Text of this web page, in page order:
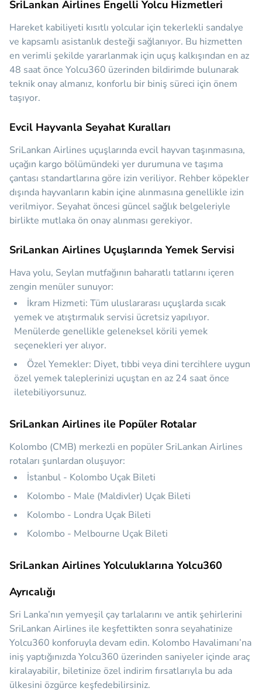
SriLankan Airlines Engelli Yolcu Hizmetleri
Hareket kabiliyeti kısıtlı yolcular için tekerlekli sandalye
ve kapsamlı asistanlık desteği sağlanıyor. Bu hizmetten
en verimli şekilde yararlanmak için uçuş kalkışından en az
48 saat önce Yolcu360 üzerinden bildirimde bulunarak
teknik onay almanız, konforlu bir biniş süreci için önem
taşıyor.
Evcil Hayvanla Seyahat Kuralları
SriLankan Airlines uçuşlarında evcil hayvan taşınmasına,
uçağın kargo bölümündeki yer durumuna ve taşıma
çantası standartlarına göre izin veriliyor. Rehber köpekler
dışında hayvanların kabin içine alınmasına genellikle izin
verilmiyor. Seyahat öncesi güncel sağlık belgeleriyle
birlikte mutlaka ön onay alınması gerekiyor.
SriLankan Airlines Uçuşlarında Yemek Servisi
Hava yolu, Seylan mutfağının baharatlı tatlarını içeren
zengin menüler sunuyor:
İkram Hizmeti: Tüm uluslararası uçuşlarda sıcak
yemek ve atıştırmalık servisi ücretsiz yapılıyor.
Menülerde genellikle geleneksel körili yemek
seçenekleri yer alıyor.
Özel Yemekler: Diyet, tıbbi veya dini tercihlere uygun
özel yemek taleplerinizi uçuştan en az 24 saat önce
iletebiliyorsunuz.
SriLankan Airlines ile Popüler Rotalar
Kolombo (CMB) merkezli en popüler SriLankan Airlines
rotaları şunlardan oluşuyor:
İstanbul - Kolombo Uçak Bileti
Kolombo - Male (Maldivler) Uçak Bileti
Kolombo - Londra Uçak Bileti
Kolombo - Melbourne Uçak Bileti
SriLankan Airlines Yolculuklarına Yolcu360
Ayrıcalığı
Sri Lanka’nın yemyeşil çay tarlalarını ve antik şehirlerini
SriLankan Airlines ile keşfettikten sonra seyahatinize
Yolcu360 konforuyla devam edin. Kolombo Havalimanı’na
iniş yaptığınızda Yolcu360 üzerinden saniyeler içinde araç
kiralayabilir, biletinize özel indirim fırsatlarıyla bu ada
ülkesini özgürce keşfedebilirsiniz.